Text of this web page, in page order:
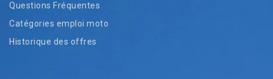
Questions Fréquentes
Catégories emploi moto
Historique des offres